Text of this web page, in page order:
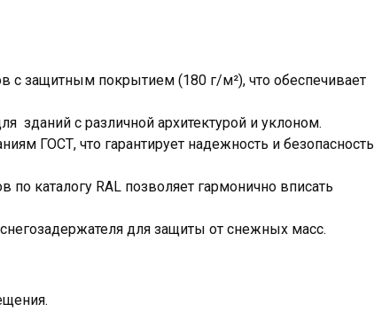
с защитным покрытием (180 г/м²), что обеспечивает
зданий с различной архитектурой и уклоном.
ГОСТ, что гарантирует надежность и безопасность
каталогу RAL позволяет гармонично вписать
для защиты от снежных масс.